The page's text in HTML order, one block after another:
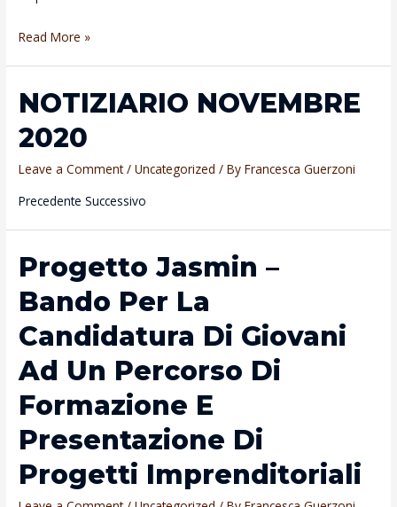
Iniziano
nel
progetto
“Riuso
Delle
Trattate
A
Scopo
Agricolo
Nel
Distretto
Di
Mawasi,
Gaza”
Read More »
NOTIZIARIO NOVEMBRE
2020
Leave a Comment /Uncategorized / ByFrancesca Guerzoni
Precedente Successivo
Progetto Jasmin –
Bando Per La
Candidatura Di Giovani
Ad Un Percorso Di
Formazione E
Presentazione Di
Progetti Imprenditoriali